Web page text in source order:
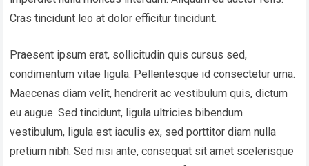
Cras tincidunt leo at dolor efficitur tincidunt.
Praesent ipsum erat, sollicitudin quis cursus sed,
condimentum vitae ligula. Pellentesque id consectetur urna.
Maecenas diam velit, hendrerit ac vestibulum quis, dictum
eu augue. Sed tincidunt, ligula ultricies bibendum
vestibulum, ligula est iaculis ex, sed porttitor diam nulla
pretium nibh. Sed nisi ante, consequat sit amet scelerisque